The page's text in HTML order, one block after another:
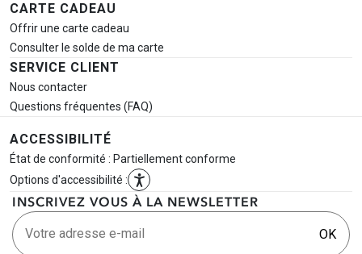
CARTE CADEAU
Offrir une carte cadeau
Consulter le solde de ma carte
SERVICE CLIENT
Nous contacter
Questions fréquentes (FAQ)
ACCESSIBILITÉ
État de conformité : Partiellement conforme
Options d'accessibilité :
INSCRIVEZ VOUS À LA NEWSLETTER
Votre adresse e-mail OK